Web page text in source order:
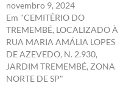
novembro 9, 2024
Em "CEMITÉRIO DO
TREMEMBÉ, LOCALIZADO À
RUA MARIA AMÁLIA LOPES
DE AZEVEDO, N. 2.930,
JARDIM TREMEMBÉ, ZONA
NORTE DE SP"